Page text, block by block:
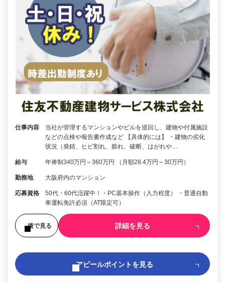
仕事内容
当社が管理するマンションやビルを巡回し、建物や付属施設
などの点検や報告書作成など 【具体的には】 ・建物の劣化
状況（発錆、ヒビ割れ、膨れ、破断、はがれや…
給与 年俸制340万円～360万円 （月額28.4万円～30万円）
勤務地 大阪府内のマンション
応募資格
50代・60代活躍中！・PC基本操作（入力程度） ・普通自動
車運転免許必須（AT限定可）
後で見る 詳細を見る
アピールポイントを見る